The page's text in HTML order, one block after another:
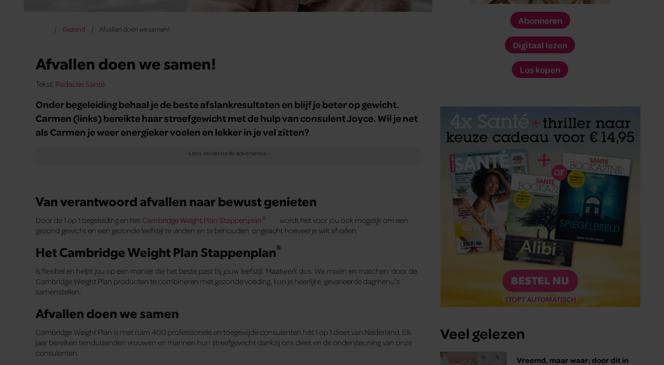
Gezond Afvallen doen we samen!
Afvallen doen we samen!
Tekst: Redactie Santé
Onder begeleiding behaal je de beste afslankresultaten en blijf je beter op gewicht.
Carmen (links) bereikte haar streefgewicht met de hulp van consulent Joyce. Wil je net
als Carmen je weer energieker voelen en lekker in je vel zitten?
Van verantwoord afvallen naar bewust genieten
Door de 1 op 1 begeleiding en het Cambridge Weight Plan Stappenplan®
wordt het voor jou ook mogelijk om een
gezond gewicht en een gezonde leefstijl te vinden en te behouden, ongeacht hoeveel je wilt afvallen.
Het Cambridge Weight Plan Stappenplan®
is flexibel en helpt jou op een manier die het beste past bij jouw leefstijl. Maatwerk dus. We mixen en matchen: door de
Cambridge Weight Plan producten te combineren met gezonde voeding, kun je heerlijke, gevarieerde dagmenu’s
samenstellen.
Afvallen doen we samen
Cambridge Weight Plan is met ruim 400 professionele en toegewijde consulenten hét 1 op 1 dieet van Nederland. Elk
jaar bereiken tienduizenden vrouwen en mannen hun streefgewicht dankzij ons dieet en de ondersteuning van onze
consulenten.
Abonneren
Digitaal lezen
Los kopen